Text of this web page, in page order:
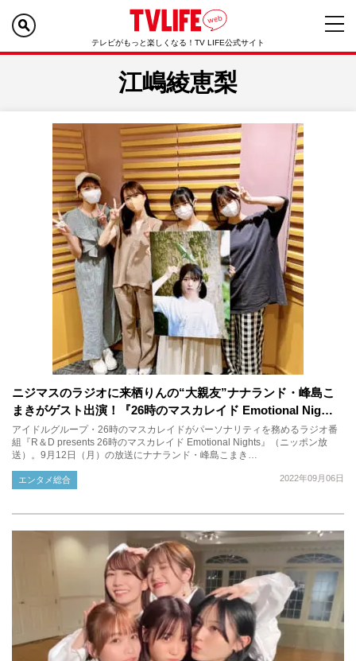
テレビがもっと楽しくなる！TV LIFE公式サイト
江嶋綾恵梨
ニジマスのラジオに来栖りんの“大親友”ナナランド・峰島こ
まきがゲスト出演！『26時のマスカレイド Emotional Nig…
アイドルグループ・26時のマスカレイドがパーソナリティを務めるラジオ番
組『R＆D presents 26時のマスカレイド Emotional Nights』（ニッポン放
送）。9月12日（月）の放送にナナランド・峰島こまき…
2022年09月06日
エンタメ総合